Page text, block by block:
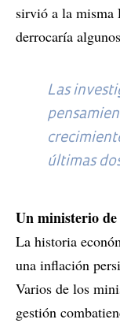
sirvió a la misma
derrocaría
Las
últimas
Un ministerio de
La historia
una inflación
Varios de los
gestión